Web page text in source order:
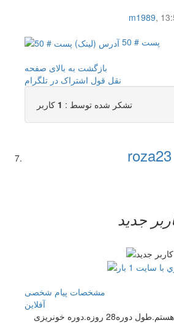
m1989,
پست # 50
بازگشت به بالای صفحه
نقل قول اشتراک در تلگرام
تشکر شده توسط : 1 کاربر
roza23
جدید
مشخصات پیام شخصی
آفلاين
باسلام من23 ساله هستم.طول دوره28 روزه.دوره خونریزی